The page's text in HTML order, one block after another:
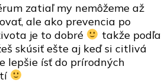
zatiaľ my nemôžeme až
ale ako prevencia po
je to dobré
takže podľa
skúsiť ešte aj keď si citlivá
lepšie ísť do prírodných